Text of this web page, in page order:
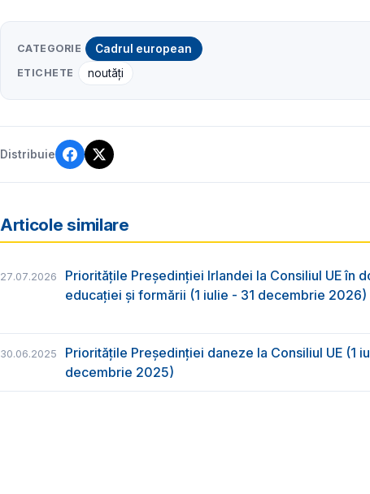
CATEGORIE Cadrul european
ETICHETE noutăți
Distribuie
Articole similare
27.07.2026
Prioritățile Președinției Irlandei la Consiliul UE în
educației și formării (1 iulie - 31 decembrie 2026)
30.06.2025
Prioritățile Președinției daneze la Consiliul UE (1
decembrie 2025)